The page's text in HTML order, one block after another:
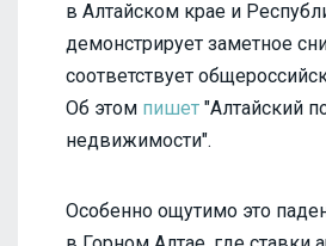
в Алтайском крае и
демонстрирует заметное
соответствует
Об этом пишет "Алтайский
недвижимости".
Особенно ощутимо это